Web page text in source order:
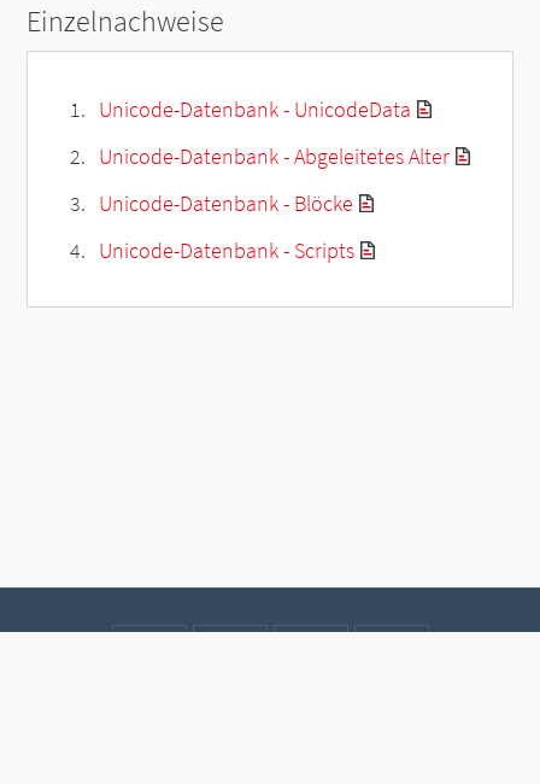
Einzelnachweise
Unicode-Datenbank - UnicodeData
Unicode-Datenbank - Abgeleitetes Alter
Unicode-Datenbank - Blöcke
Unicode-Datenbank - Scripts